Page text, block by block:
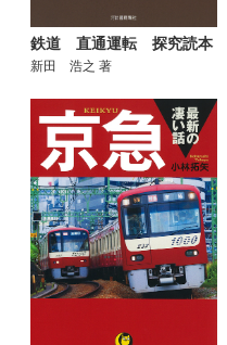
鉄道 直通運転 探究読本
新田 浩之 著